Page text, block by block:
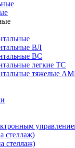
ВЛ
ВС
легкие ТС
тяжелые
стеллаж)
стеллаж)